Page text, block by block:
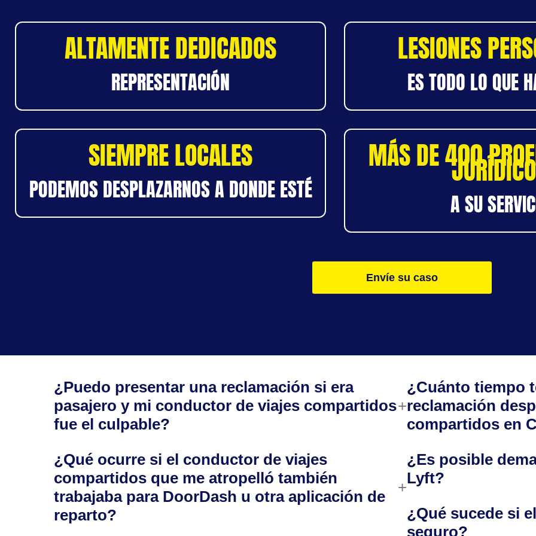
ALTAMENTE DEDICADOS
REPRESENTACIÓN
LESIONES
ES TODO LO QUE
SIEMPRE LOCALES
PODEMOS DESPLAZARNOS A DONDE ESTÉ
MÁS DE 400
A SU
Envíe su caso
¿Puedo presentar una reclamación si era
pasajero y mi conductor de viajes compartidos
fue el culpable?
¿Qué ocurre si el conductor de viajes
compartidos que me atropelló también
trabajaba para DoorDash u otra aplicación de
reparto?
¿Cuánto tiempo
reclamación
compartidos en
¿Es posible
Lyft?
¿Qué sucede si
seguro?